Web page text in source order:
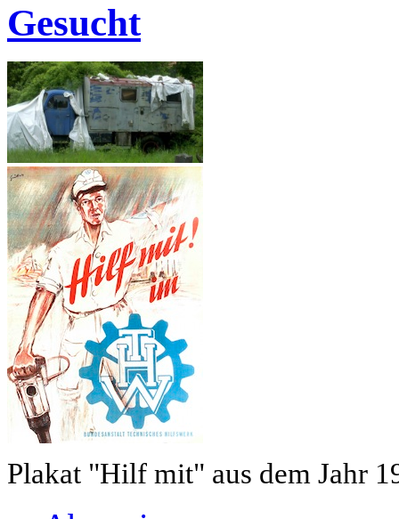
Gesucht
Plakat "Hilf mit" aus dem Jahr